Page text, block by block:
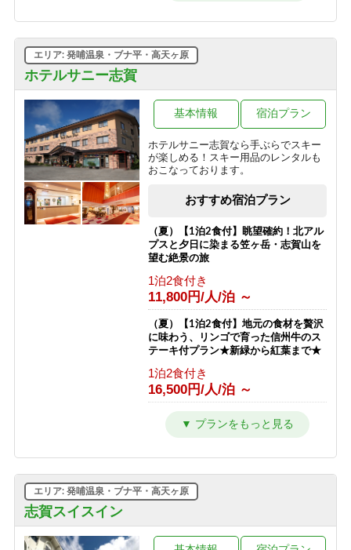
24,941円/人/泊 ～
券無料♪
素泊まり
10,011円/人/泊 ～
【東館】【朝食付】連泊プラン / 焼額
山スキー場が目の前！小学生までリフ
13,811円/人/泊 ～
【東館】【夕朝食付】連泊プラン / 焼
フト券無料♪
1泊2食付き
23,511円/人/泊 ～
【南館】【室料】バリューレート / 焼
フト券無料♪
素泊まり
7,763円/人/泊 ～
焼額山スキー場が目の前！小学生まで
朝食のみ
【南館】【夕朝食付】バリューレート/
ホテルサニー志賀
エリア: 発哺温泉・ブナ平・高天ヶ原
ホテルサニー志賀なら手ぶらでスキー
が楽しめる！スキー用品のレンタルも
おこなっております。
基本情報 宿泊プラン
おすすめ宿泊プラン
（夏）【1泊2食付】眺望確約！北アル
プスと夕日に染まる笠ヶ岳・志賀山を
望む絶景の旅
1泊2食付き
11,800円/人/泊 ～
（夏）【1泊2食付】地元の食材を贅沢
に味わう、リンゴで育った信州牛のス
テーキ付プラン★新緑から紅葉まで★
1泊2食付き
16,500円/人/泊 ～
（夏）【1泊2食付】スタンダードプラ
ン 満点の星空とトレッキングと温泉
10,800円/人/泊 ～
由気ままプラン
志賀スイスイン
エリア: 発哺温泉・ブナ平・高天ヶ原